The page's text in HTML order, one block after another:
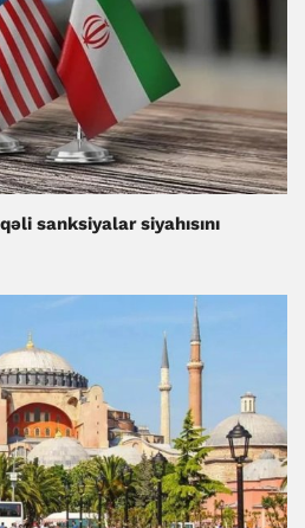
sanksiyalar siyahısını